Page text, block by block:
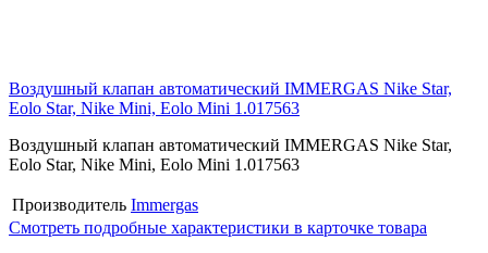
Воздушный клапан автоматический IMMERGAS Nike Star,
Eolo Star, Nike Mini, Eolo Mini 1.017563
Воздушный клапан автоматический IMMERGAS Nike Star,
Eolo Star, Nike Mini, Eolo Mini 1.017563
Производитель Immergas
Смотреть подробные характеристики в карточке товара